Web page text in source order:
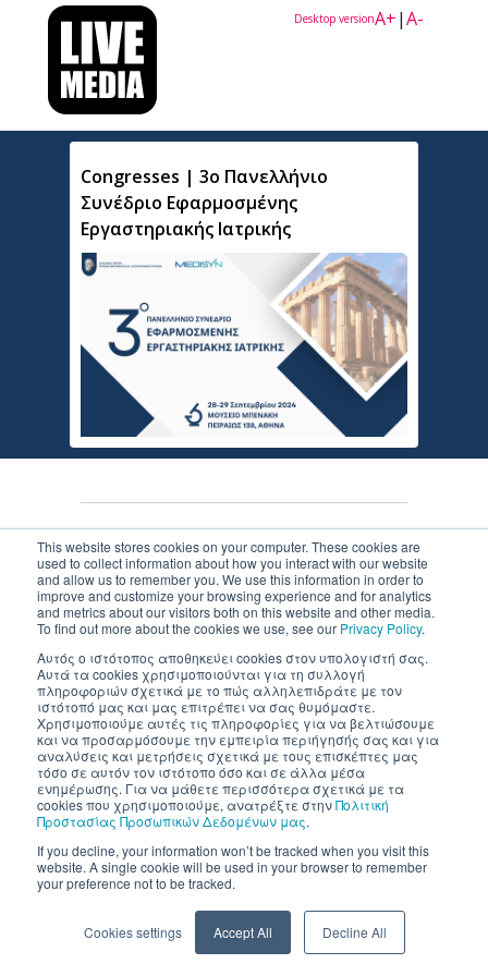
This website stores cookies on your computer. These cookies are
used to collect information about how you interact with our website
and allow us to remember you. We use this information in order to
improve and customize your browsing experience and for analytics
and metrics about our visitors both on this website and other media.
To find out more about the cookies we use, see our Privacy Policy.
Αυτός ο ιστότοπος αποθηκεύει cookies στον υπολογιστή σας.
Αυτά τα cookies χρησιμοποιούνται για τη συλλογή
πληροφοριών σχετικά με το πώς αλληλεπιδράτε με τον
ιστότοπό μας και μας επιτρέπει να σας θυμόμαστε.
Χρησιμοποιούμε αυτές τις πληροφορίες για να βελτιώσουμε
και να προσαρμόσουμε την εμπειρία περιήγησής σας και για
αναλύσεις και μετρήσεις σχετικά με τους επισκέπτες μας
τόσο σε αυτόν τον ιστότοπο όσο και σε άλλα μέσα
ενημέρωσης. Για να μάθετε περισσότερα σχετικά με τα
cookies που χρησιμοποιούμε, ανατρέξτε στηνΠολιτική
Προστασίας Προσωπικών Δεδομένων μας.
If you decline, your information won’t be tracked when you visit this
website. A single cookie will be used in your browser to remember
your preference not to be tracked.
Cookies settings Accept All Decline All
A+|A-
Desktop version
Congresses | 3ο Πανελλήνιο
Συνέδριο Εφαρμοσμένης
Εργαστηριακής Ιατρικής
Inventics A.E. | All rights reserved